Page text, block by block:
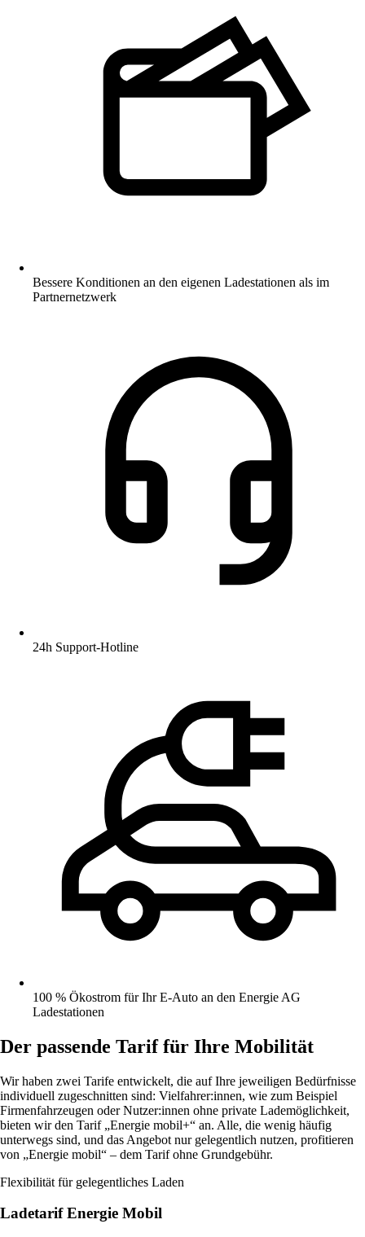
Bessere Konditionen an den eigenen Ladestationen als im
Partnernetzwerk
24h Support-Hotline
100 % Ökostrom für Ihr E-Auto an den Energie AG
Ladestationen
Der passende Tarif für Ihre Mobilität
Wir haben zwei Tarife entwickelt, die auf Ihre jeweiligen Bedürfnisse
individuell zugeschnitten sind: Vielfahrer:innen, wie zum Beispiel
Firmenfahrzeugen oder Nutzer:innen ohne private Lademöglichkeit,
bieten wir den Tarif „Energie mobil+“ an. Alle, die wenig häufig
unterwegs sind, und das Angebot nur gelegentlich nutzen, profitieren
von „Energie mobil“ – dem Tarif ohne Grundgebühr.
Flexibilität für gelegentliches Laden
Ladetarif Energie Mobil